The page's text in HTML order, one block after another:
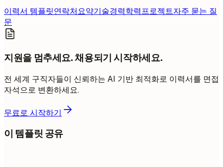
이력서 템플릿연락처요약기술경력학력프로젝트자주 묻는 질
문
지원을 멈추세요. 채용되기 시작하세요.
전 세계 구직자들이 신뢰하는 AI 기반 최적화로 이력서를 면접
자석으로 변환하세요.
무료로 시작하기
이 템플릿 공유